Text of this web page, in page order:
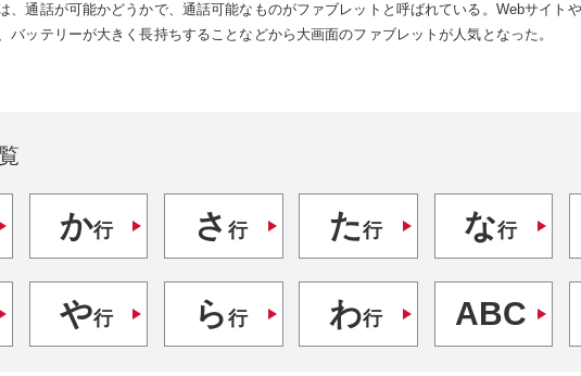
、通話が可能かどうかで、通話可能なものがファブレットと呼ばれている。Webサイト
バッテリーが大きく長持ちすることなどから大画面のファブレットが人気となった。
か行 さ 行 た行 な行
や行 ら 行 わ行 ABC